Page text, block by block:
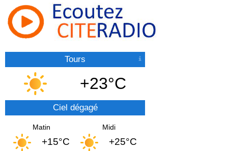
Tours
+23°C
Ciel dégagé
Matin
+15°C
Midi
+25°C